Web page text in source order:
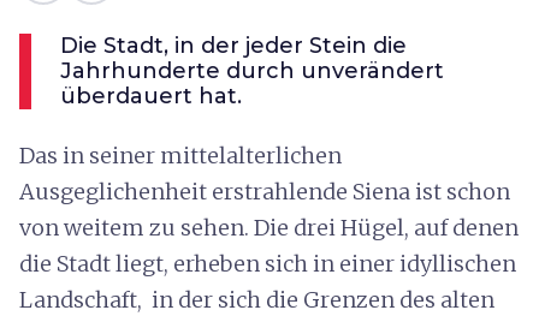
Die Stadt, in der jeder Stein die
Jahrhunderte durch unverändert
überdauert hat.
Das in seiner mittelalterlichen
Ausgeglichenheit erstrahlende Siena ist schon
von weitem zu sehen. Die drei Hügel, auf denen
die Stadt liegt, erheben sich in einer idyllischen
Landschaft, in der sich die Grenzen des alten